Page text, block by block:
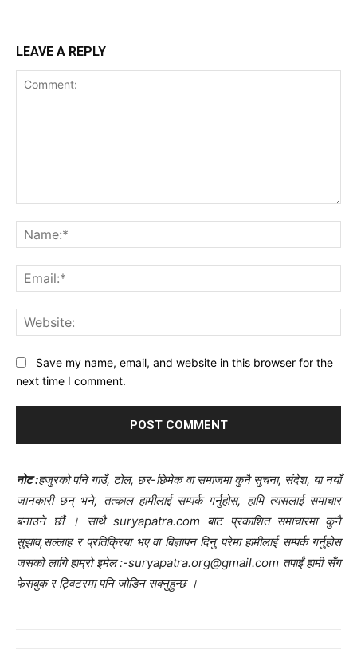
LEAVE A REPLY
Save my name, email, and website in this browser for the
next time I comment.
नोट :हजुरको पनि गाउँ, टोल, छर-छिमेक वा समाजमा कुनै सुचना, संदेश, या नयाँ
जानकारी छन् भने, तत्काल हामीलाई सम्पर्क गर्नुहोस, हामि त्यसलाई समाचार
बनाउने छौं । साथै suryapatra.com बाट प्रकाशित समाचारमा कुनै
सुझाव,सल्लाह र प्रतिक्रिया भए वा बिज्ञापन दिनु परेमा हामीलाई सम्पर्क गर्नुहोस
जसको लागि हाम्रो इमेल :-suryapatra.org@gmail.com तपाईं हामी सँग
फेसबुक र ट्विटरमा पनि जोडिन सक्नुहुन्छ ।